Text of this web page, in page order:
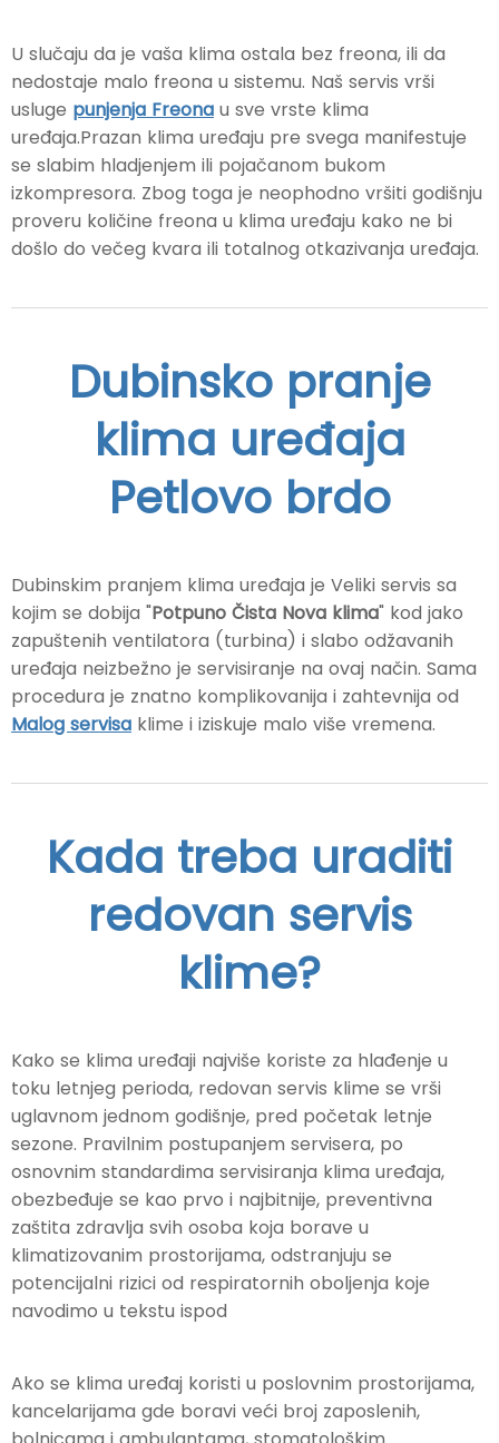
U slučaju da je vaša klima ostala bez freona, ili da
nedostaje malo freona u sistemu. Naš servis vrši
usluge punjenja Freona u sve vrste klima
uređaja.Prazan klima uređaju pre svega manifestuje
se slabim hladjenjem ili pojačanom bukom
izkompresora. Zbog toga je neophodno vršiti godišnju
proveru količine freona u klima uređaju kako ne bi
došlo do večeg kvara ili totalnog otkazivanja uređaja.
Dubinsko pranje
klima uređaja
Petlovo brdo
Dubinskim pranjem klima uređaja je Veliki servis sa
kojim se dobija "Potpuno Čista Nova klima" kod jako
zapuštenih ventilatora (turbina) i slabo odžavanih
uređaja neizbežno je servisiranje na ovaj način. Sama
procedura je znatno komplikovanija i zahtevnija od
Malog servisa klime i iziskuje malo više vremena.
Kada treba uraditi
redovan servis
klime?
Kako se klima uređaji najviše koriste za hlađenje u
toku letnjeg perioda, redovan servis klime se vrši
uglavnom jednom godišnje, pred početak letnje
sezone. Pravilnim postupanjem servisera, po
osnovnim standardima servisiranja klima uređaja,
obezbeđuje se kao prvo i najbitnije, preventivna
zaštita zdravlja svih osoba koja borave u
klimatizovanim prostorijama, odstranjuju se
potencijalni rizici od respiratornih oboljenja koje
navodimo u tekstu ispod
Ako se klima uređaj koristi u poslovnim prostorijama,
kancelarijama gde boravi veći broj zaposlenih,